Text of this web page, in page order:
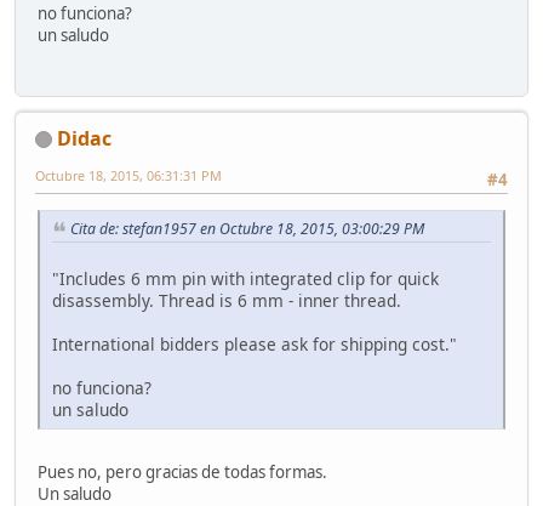
no funciona?
un saludo
Didac
#4
Octubre 18, 2015, 06:31:31 PM
Cita de: stefan1957 en Octubre 18, 2015, 03:00:29 PM
"Includes 6 mm pin with integrated clip for quick
disassembly. Thread is 6 mm - inner thread.
International bidders please ask for shipping cost."
no funciona?
un saludo
Pues no, pero gracias de todas formas.
Un saludo